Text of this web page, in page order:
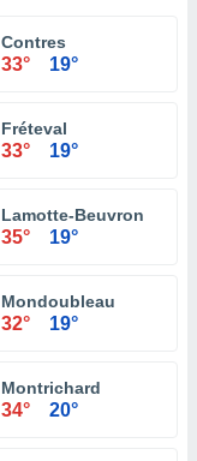
Contres
33° 19°
Fréteval
33° 19°
Lamotte-Beuvron
35° 19°
Mondoubleau
32° 19°
Montrichard
34° 20°